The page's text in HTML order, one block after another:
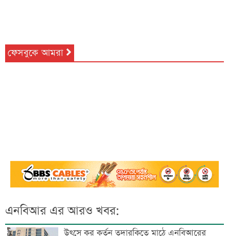
ফেসবুকে আমরা
এনবিআর এর আরও খবর:
উৎসে কর কর্তন তদারকিতে মাঠে এনবিআরের